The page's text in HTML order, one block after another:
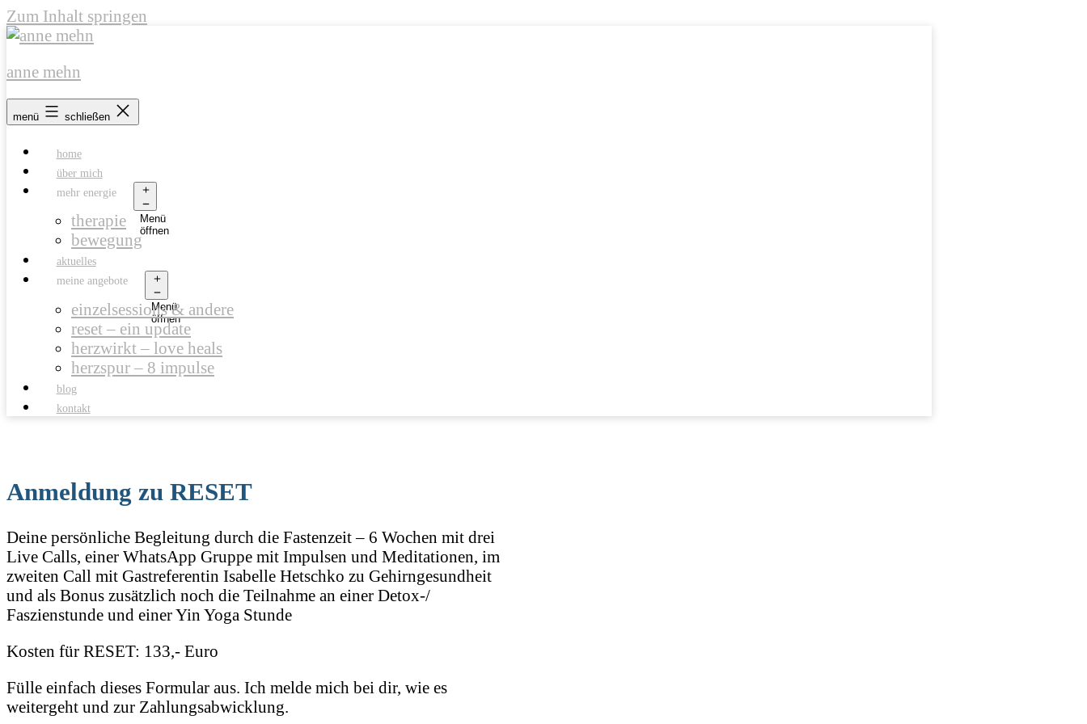
Zum Inhalt springen
anne mehn
menü schließen
home
über mich
mehr energie
Menü
öffnen
therapie
bewegung
aktuelles
meine angebote
Menü
öffnen
einzelsessions & andere
reset – ein update
herzwirkt – love heals
herzspur – 8 impulse
blog
kontakt
Anmeldung zu RESET
Deine persönliche Begleitung durch die Fastenzeit – 6 Wochen mit drei
Live Calls, einer WhatsApp Gruppe mit Impulsen und Meditationen, im
zweiten Call mit Gastreferentin Isabelle Hetschko zu Gehirngesundheit
und als Bonus zusätzlich noch die Teilnahme an einer Detox-/
Faszienstunde und einer Yin Yoga Stunde
Kosten für RESET: 133,- Euro
Fülle einfach dieses Formular aus. Ich melde mich bei dir, wie es
weitergeht und zur Zahlungsabwicklung.